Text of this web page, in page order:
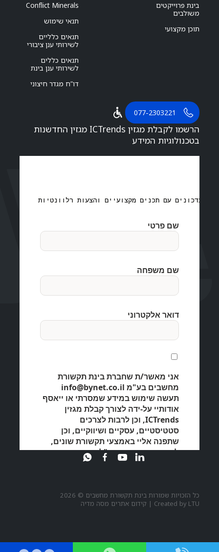
בינת פרוייקטים
משולבים
תוכן מקצועי
Conflict Minerals
תנאי שימוש
תנאים כלליים
לשירותי ענן ציבורי
תנאים כללים
לשירותי ענן בינת
דו”ח מגדר חיצוני
077-2303221
הרשמו לקבלת מגזין ICTrends מגזין החדשנות
בטכנולוגיות המידע
כל הזכויות שמורות בינת תקשורת מחשבים © 2026
Created by LTU
| קידום אתרים מסה מדיה